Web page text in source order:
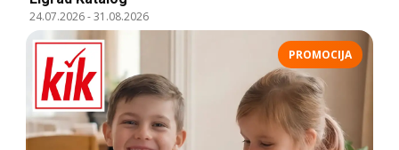
24.07.2026-31.08.2026
PROMOCIJA